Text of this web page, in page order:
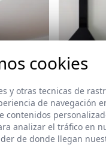
Ref:
cookies
y otras tecnicas de
de navegación
contenidos
analizar el tráfico en
de donde llegan